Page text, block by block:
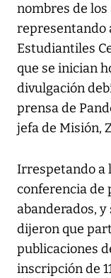
nombres de
representando
Estudiantiles
que se inician
divulgación
prensa de
jefa de Misión,
Irrespetando a
conferencia de
abanderados,
dijeron que
publicaciones
inscripción de